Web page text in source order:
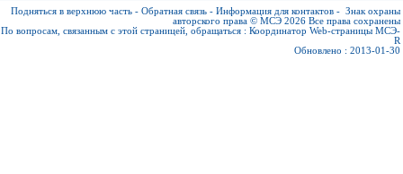
Подняться в верхнюю часть - Обратная связь - Информация для контактов - Знак охраны
авторского права © МСЭ 2026 Все права сохранены
По вопросам, связанным с этой страницей, обращаться : Координатор Web-страницы МСЭ-
R
Обновлено : 2013-01-30